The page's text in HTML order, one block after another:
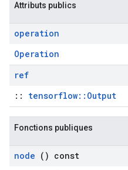
Attributs publics
operation
Operation
ref
:: tensorflow::Output
Fonctions publiques
node () const